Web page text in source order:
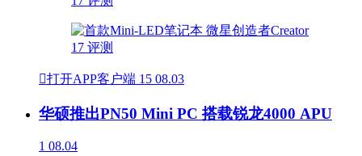
打开APP客户端 15 08.03
华硕推出PN50 Mini PC 搭载锐龙4000 APU
1 08.04